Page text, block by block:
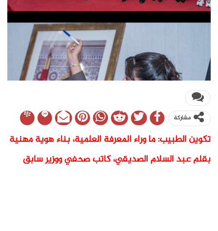
مشاركة
تكوين الطبيب: ما وراء المعرفة العلمية، بناء هوية مهنية
بقلم عبد السلام الصديقي، كاتب صحفي ووزير سابق